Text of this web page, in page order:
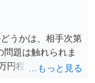
貸付扱いに変更
不当利得（受け
返還請求されてい
存じます。 ④ 私
に約100万あり。
万円を支払う事は
かは、相手次第
題は触れられま
程度となる可能